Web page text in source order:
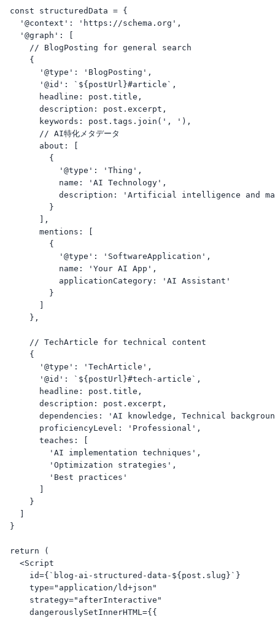
  const structuredData = {
    '@context': 'https://schema.org',
    '@graph': [
      // BlogPosting for general search
      {
        '@type': 'BlogPosting',
        '@id': `${postUrl}#article`,
        headline: post.title,
        description: post.excerpt,
        keywords: post.tags.join(', '),
        // AI特化メタデータ
        about: [
          {
            '@type': 'Thing',
            name: 'AI Technology',
description: 'Artificial intelligence and
          }
        ],
        mentions: [
          {
            '@type': 'SoftwareApplication',
            name: 'Your AI App',
            applicationCategory: 'AI Assistant'
          }
      },
      // TechArticle for technical content
      {
        '@type': 'TechArticle',
        '@id': `${postUrl}#tech-article`,
        headline: post.title,
        description: post.excerpt,
dependencies: 'AI knowledge, Technical
        proficiencyLevel: 'Professional',
        teaches: [
          'AI implementation techniques',
          'Optimization strategies',
          'Best practices'
      }
  }
  return (
    <Script
      id={`blog-ai-structured-data-${post.slug}`}
      type="application/ld+json"
      strategy="afterInteractive"
      dangerouslySetInnerHTML={{